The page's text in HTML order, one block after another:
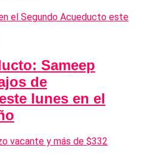
Sameep
de
lunes en el